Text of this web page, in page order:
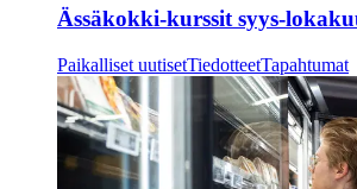
Ässäkokki-kurssit syys-
Paikalliset uutisetTiedotteetTapahtumat